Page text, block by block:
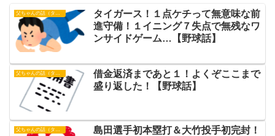
父ちゃんの話（タイガース）
タイガース！１点ケチって無意味な前
進守備！１イニング７失点で無残なワ
ンサイドゲーム…【野球話】
父ちゃんの話（タイガース）
借金返済まであと１！よくぞここまで
盛り返した！【野球話】
島田選手初本塁打＆大竹投手初完封！